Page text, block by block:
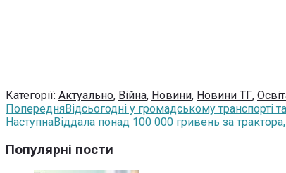
Категорії: Актуально, Війна, Новини, Новини ТГ,
ПопередняВідсьогодні у громадському транспорті
НаступнаВіддала понад 100 000 гривень за
Популярні пости